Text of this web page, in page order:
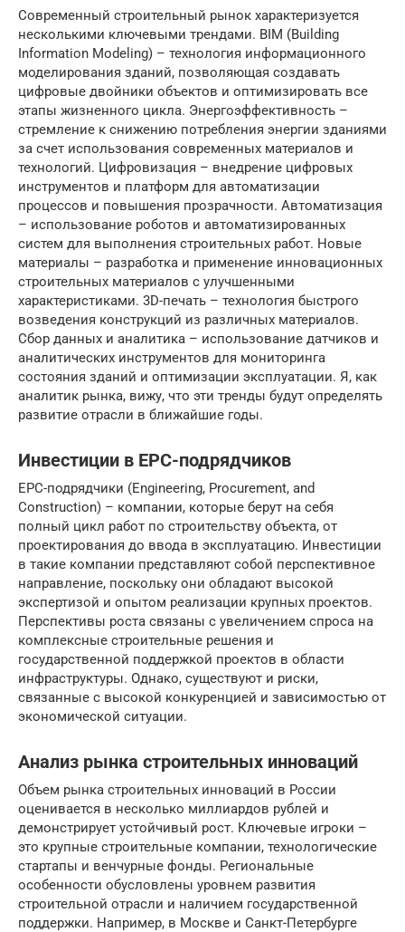
Современный строительный рынок характеризуется
несколькими ключевыми трендами. BIM (Building
Information Modeling) – технология информационного
моделирования зданий, позволяющая создавать
цифровые двойники объектов и оптимизировать все
этапы жизненного цикла. Энергоэффективность –
стремление к снижению потребления энергии зданиями
за счет использования современных материалов и
технологий. Цифровизация – внедрение цифровых
инструментов и платформ для автоматизации
процессов и повышения прозрачности. Автоматизация
– использование роботов и автоматизированных
систем для выполнения строительных работ. Новые
материалы – разработка и применение инновационных
строительных материалов с улучшенными
характеристиками. 3D-печать – технология быстрого
возведения конструкций из различных материалов.
Сбор данных и аналитика – использование датчиков и
аналитических инструментов для мониторинга
состояния зданий и оптимизации эксплуатации. Я, как
аналитик рынка, вижу, что эти тренды будут определять
развитие отрасли в ближайшие годы.
Инвестиции в EPC-подрядчиков
EPC-подрядчики (Engineering, Procurement, and
Construction) – компании, которые берут на себя
полный цикл работ по строительству объекта, от
проектирования до ввода в эксплуатацию. Инвестиции
в такие компании представляют собой перспективное
направление, поскольку они обладают высокой
экспертизой и опытом реализации крупных проектов.
Перспективы роста связаны с увеличением спроса на
комплексные строительные решения и
государственной поддержкой проектов в области
инфраструктуры. Однако, существуют и риски,
связанные с высокой конкуренцией и зависимостью от
экономической ситуации.
Анализ рынка строительных инноваций
Объем рынка строительных инноваций в России
оценивается в несколько миллиардов рублей и
демонстрирует устойчивый рост. Ключевые игроки –
это крупные строительные компании, технологические
стартапы и венчурные фонды. Региональные
особенности обусловлены уровнем развития
строительной отрасли и наличием государственной
поддержки. Например, в Москве и Санкт-Петербурге